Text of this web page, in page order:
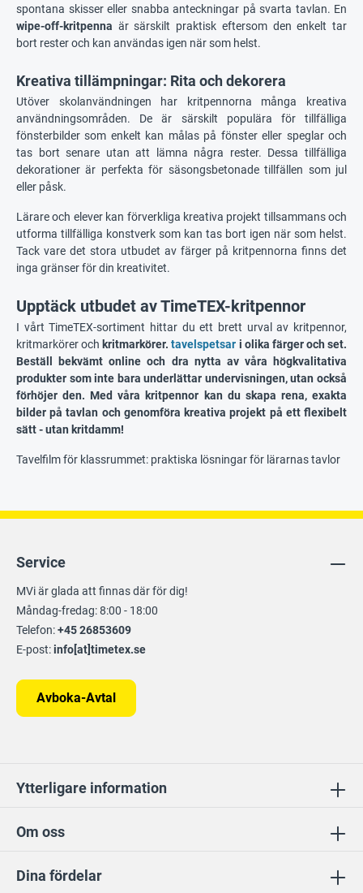
spontana skisser eller snabba anteckningar på svarta tavlan. En
wipe-off-kritpenna är särskilt praktisk eftersom den enkelt tar
bort rester och kan användas igen när som helst.
Kreativa tillämpningar: Rita och dekorera
Utöver skolanvändningen har kritpennorna många kreativa
användningsområden. De är särskilt populära för tillfälliga
fönsterbilder som enkelt kan målas på fönster eller speglar och
tas bort senare utan att lämna några rester. Dessa tillfälliga
dekorationer är perfekta för säsongsbetonade tillfällen som jul
eller påsk.
Lärare och elever kan förverkliga kreativa projekt tillsammans och
utforma tillfälliga konstverk som kan tas bort igen när som helst.
Tack vare det stora utbudet av färger på kritpennorna finns det
inga gränser för din kreativitet.
Upptäck utbudet av TimeTEX-kritpennor
I vårt TimeTEX-sortiment hittar du ett brett urval av kritpennor,
kritmarkörer och kritmarkörer.tavelspetsar i olika färger och set.
Beställ bekvämt online och dra nytta av våra högkvalitativa
produkter som inte bara underlättar undervisningen, utan också
förhöjer den. Med våra kritpennor kan du skapa rena, exakta
bilder på tavlan och genomföra kreativa projekt på ett flexibelt
sätt - utan kritdamm!
Tavelfilm för klassrummet: praktiska lösningar för lärarnas tavlor
Dina fördelar
Om oss
Service
MVi är glada att finnas där för dig!
Måndag-fredag: 8:00 - 18:00
Telefon:+45 26853609
E-post:info[at]timetex.se
Avboka-Avtal
Ytterligare information